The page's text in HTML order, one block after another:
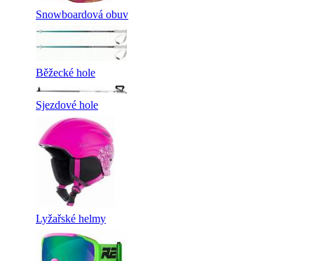
Snowboardová obuv
Běžecké hole
Sjezdové hole
Lyžařské helmy